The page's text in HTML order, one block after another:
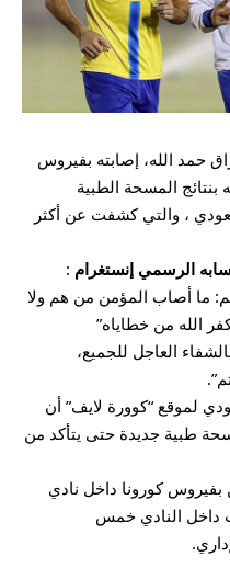
حمد الله، إصابته بفيروس
توصله بنتائج المسحة الطبية
، والتي كشفت عن أكثر
الرسمي إنستغرام :
ما أصاب المؤمن من هم ولا
الله من خطاياه”
العاجل للجميع،
لموقع “كوورة لايف” أن
طبية جديدة حتى يتأكد من
بفيروس كورونا داخل نادي
داخل النادي خمس